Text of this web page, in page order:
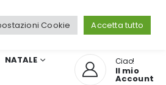
NATALE Ciao!
Il mio
Account
Cookie Accetta tutto